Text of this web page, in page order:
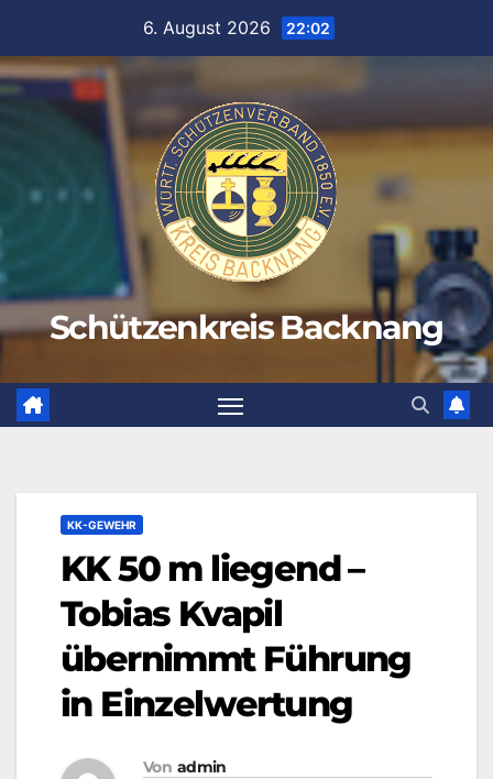
springen
6. August 2026 22:02
Schützenkreis Backnang
KK-GEWEHR
KK 50 m liegend –
Tobias Kvapil
übernimmt Führung
in Einzelwertung
Von admin